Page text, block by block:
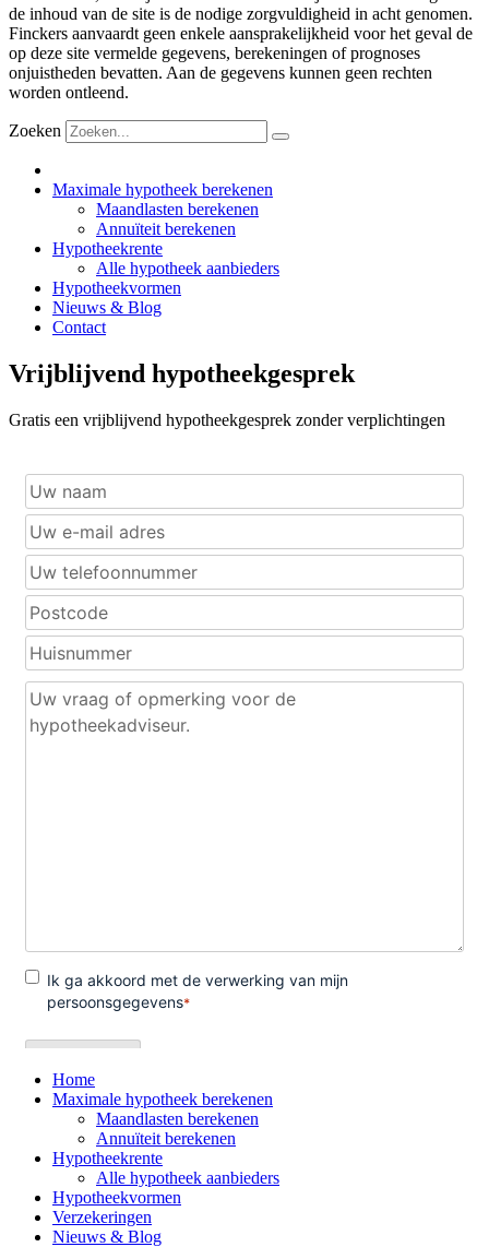
de inhoud van de site is de nodige zorgvuldigheid in acht genomen.
Finckers aanvaardt geen enkele aansprakelijkheid voor het geval de
op deze site vermelde gegevens, berekeningen of prognoses
onjuistheden bevatten. Aan de gegevens kunnen geen rechten
worden ontleend.
Zoeken
Maximale hypotheek berekenen
Maandlasten berekenen
Annuïteit berekenen
Hypotheekrente
Alle hypotheek aanbieders
Hypotheekvormen
Nieuws & Blog
Contact
Vrijblijvend hypotheekgesprek
Gratis een vrijblijvend hypotheekgesprek zonder verplichtingen
Home
Maximale hypotheek berekenen
Maandlasten berekenen
Annuïteit berekenen
Hypotheekrente
Alle hypotheek aanbieders
Hypotheekvormen
Verzekeringen
Nieuws & Blog